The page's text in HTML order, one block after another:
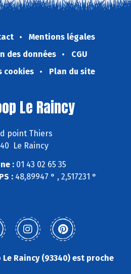
Mentions légales
des données
CGU
cookies
Plan du site
Le Raincy
point Thiers
Le Raincy
: 01 43 02 65 35
:48,89947 ° , 2,517231 °
Raincy (93340) est proche